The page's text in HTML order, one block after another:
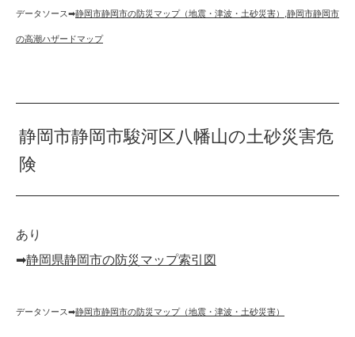
データソース➡︎静岡市静岡市の防災マップ（地震・津波・土砂災害） 静岡市静岡市
の高潮ハザードマップ
静岡市静岡市駿河区八幡山の土砂災害危
険
あり
➡︎静岡県静岡市の防災マップ索引図
データソース➡︎静岡市静岡市の防災マップ（地震・津波・土砂災害）